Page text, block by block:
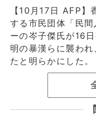
【10月17日 AFP】
する市民団体「民
ーの岑子傑氏が16
明の暴漢らに襲わ
たと明らかにした。